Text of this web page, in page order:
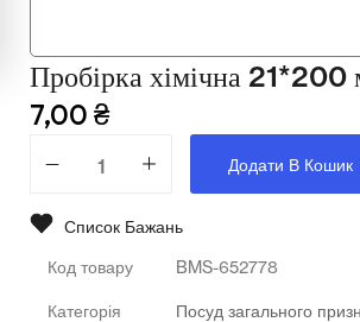
Освіта
Фізика
Пробірка хімічна 21*200
7,00 ₴
Додати В Кошик
Список Бажань
Код товару BMS-652778
Категорія Посуд загального